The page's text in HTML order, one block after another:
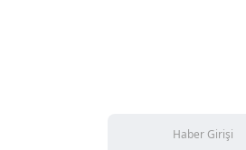
Haber Girişi